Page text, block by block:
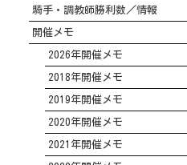
騎手・調教師勝利数／情報
開催メモ
2026年開催メモ
2018年開催メモ
2019年開催メモ
2020年開催メモ
2021年開催メモ